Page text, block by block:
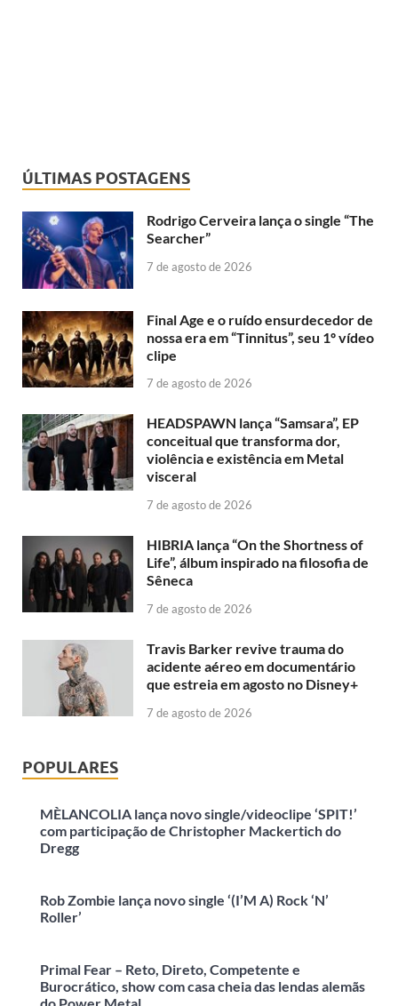
ÚLTIMAS POSTAGENS
Rodrigo Cerveira lança o single “The
Searcher”
7 de agosto de 2026
Final Age e o ruído ensurdecedor de
nossa era em “Tinnitus”, seu 1º vídeo
clipe
7 de agosto de 2026
HEADSPAWN lança “Samsara”, EP
conceitual que transforma dor,
violência e existência em Metal
visceral
7 de agosto de 2026
HIBRIA lança “On the Shortness of
Life”, álbum inspirado na filosofia de
Sêneca
7 de agosto de 2026
Travis Barker revive trauma do
acidente aéreo em documentário
que estreia em agosto no Disney+
7 de agosto de 2026
POPULARES
MÈLANCOLIA lança novo single/videoclipe ‘SPIT!’
com participação de Christopher Mackertich do
Dregg
Rob Zombie lança novo single ‘(I’M A) Rock ‘N’
Roller’
Primal Fear – Reto, Direto, Competente e
Burocrático, show com casa cheia das lendas alemãs